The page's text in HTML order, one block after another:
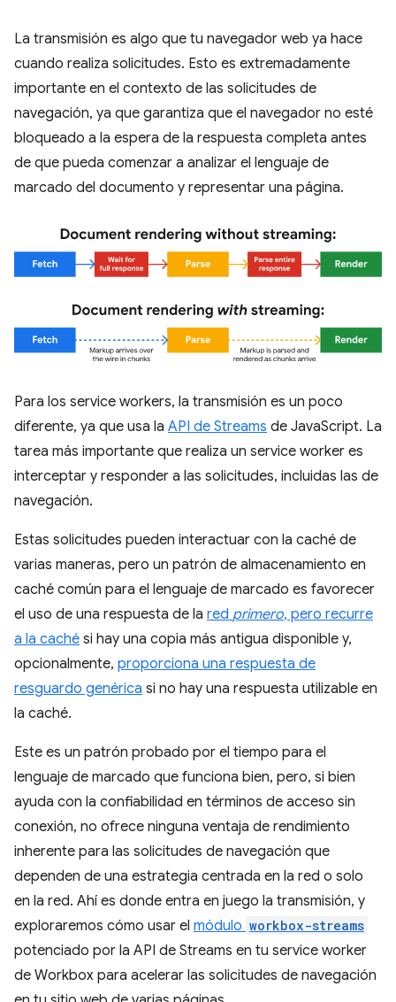
La transmisión es algo que tu navegador web ya hace
cuando realiza solicitudes. Esto es extremadamente
importante en el contexto de las solicitudes de
navegación, ya que garantiza que el navegador no esté
bloqueado a la espera de la respuesta completa antes
de que pueda comenzar a analizar el lenguaje de
marcado del documento y representar una página.
Para los service workers, la transmisión es un poco
diferente, ya que usa la API de Streams de JavaScript. La
tarea más importante que realiza un service worker es
interceptar y responder a las solicitudes, incluidas las de
navegación.
Estas solicitudes pueden interactuar con la caché de
varias maneras, pero un patrón de almacenamiento en
caché común para el lenguaje de marcado es favorecer
el uso de una respuesta de la red primero, pero recurre
a la caché si hay una copia más antigua disponible y,
opcionalmente, proporciona una respuesta de
resguardo genérica si no hay una respuesta utilizable en
la caché.
Este es un patrón probado por el tiempo para el
lenguaje de marcado que funciona bien, pero, si bien
ayuda con la confiabilidad en términos de acceso sin
conexión, no ofrece ninguna ventaja de rendimiento
inherente para las solicitudes de navegación que
dependen de una estrategia centrada en la red o solo
en la red. Ahí es donde entra en juego la transmisión, y
exploraremos cómo usar el módulo workbox-streams
potenciado por la API de Streams en tu service worker
de Workbox para acelerar las solicitudes de navegación